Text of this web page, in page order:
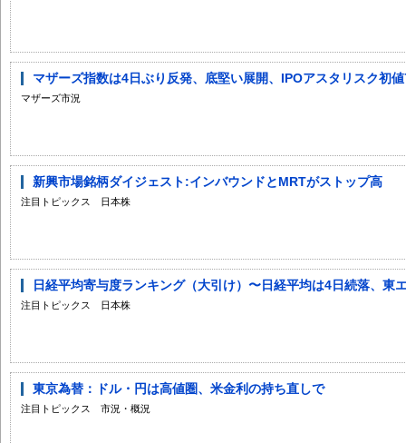
マザーズ指数は4日ぶり反発、底堅い展開、IPOアスタリスク初
マザーズ市況
新興市場銘柄ダイジェスト:インバウンドとMRTがストップ高
注目トピックス 日本株
日経平均寄与度ランキング（大引け）〜日経平均は4日続落、東
注目トピックス 日本株
東京為替：ドル・円は高値圏、米金利の持ち直しで
注目トピックス 市況・概況